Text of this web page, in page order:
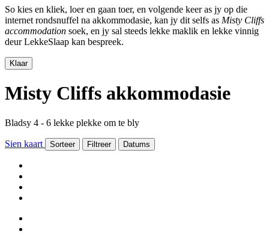
So kies en kliek, loer en gaan toer, en volgende keer as jy op die
internet rondsnuffel na akkommodasie, kan jy dit selfs as Misty Cliffs
accommodation soek, en jy sal steeds lekke maklik en lekke vinnig
deur LekkeSlaap kan bespreek.
Klaar
Misty Cliffs akkommodasie
Bladsy 4 - 6 lekke plekke om te bly
Sien kaart Sorteer Filtreer Datums